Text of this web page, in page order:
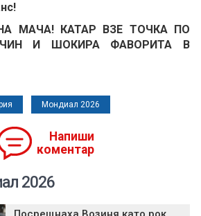
МАЧА! КАТАР ВЗЕ ТОЧКА ПО
И ШОКИРА ФАВОРИТА В
Мондиал 2026
Напиши
коментар
2026